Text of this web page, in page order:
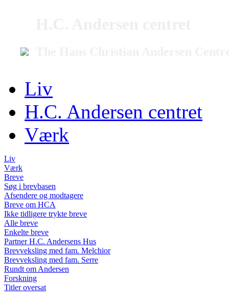
Liv
H.C. Andersen centret
Værk
Liv
Værk
Breve
Søg i brevbasen
Afsendere og modtagere
Breve om HCA
Ikke tidligere trykte breve
Alle breve
Enkelte breve
Partner H.C. Andersens Hus
Brevveksling med fam. Melchior
Brevveksling med fam. Serre
Rundt om Andersen
Forskning
Titler oversat